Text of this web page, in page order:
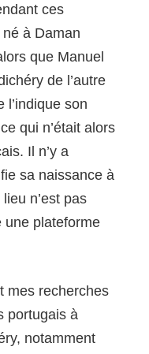
ces
à Daman
que Manuel
de l’autre
l’indique son
qui n’était alors
Il n’y a
sa naissance à
n’est pas
une plateforme
mes recherches
portugais à
notamment